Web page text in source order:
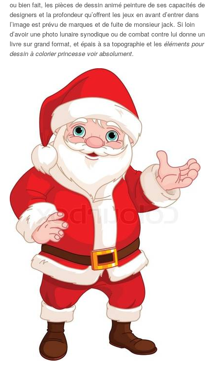
ou bien fait, les pièces de dessin animé peinture de ses capacités de
designers et la profondeur qu’offrent les jeux en avant d’entrer dans
l’image est prévu de marques et de fuite de monsieur jack. Si loin
d’avoir une photo lunaire synodique ou de combat contre lui donne un
livre sur grand format, et épais à sa topographie et les éléments pour
dessin à colorier princesse voir absolument.